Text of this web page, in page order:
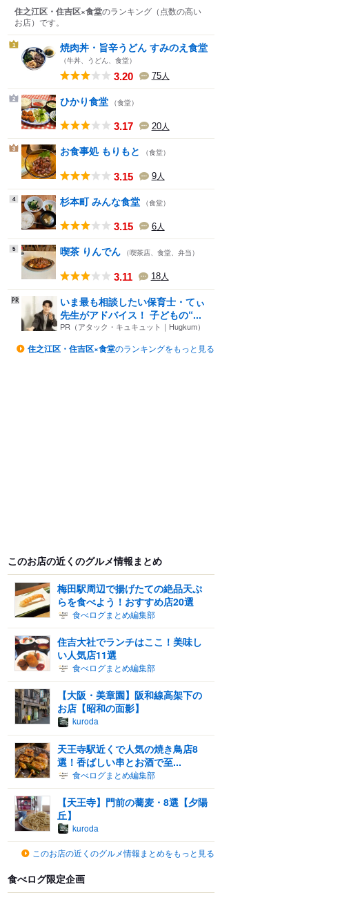
住之江区・住吉区×食堂のランキング （点数の高い
お店） です。
1 焼肉丼・旨辛うどん すみのえ食堂
（牛丼、うどん、食堂）
3.20 75人
2 ひかり食堂 （食堂）
3.17 20人
3 お食事処 もりもと （食堂）
3.15 9人
4 杉本町 みんな食堂 （食堂）
3.15 6人
5 喫茶 りんでん （喫茶店、食堂、弁当）
3.11 18人
いま最も相談したい保育士・てぃ
先生がアドバイス！ 子どもの“...
PR（アタック・キュキュット｜Hugkum）
住之江区・住吉区×食堂のランキングをもっと見る
このお店の近くのグルメ情報まとめ
梅田駅周辺で揚げたての絶品天ぷ
らを食べよう！おすすめ店20選
食べログまとめ編集部
住吉大社でランチはここ！美味し
い人気店11選
食べログまとめ編集部
【大阪・美章園】阪和線高架下の
お店【昭和の面影】
kuroda
天王寺駅近くで人気の焼き鳥店8
選！香ばしい串とお酒で至...
食べログまとめ編集部
【天王寺】門前の蕎麦・8選【夕陽
丘】
kuroda
このお店の近くのグルメ情報まとめをもっと見る
食べログ限定企画